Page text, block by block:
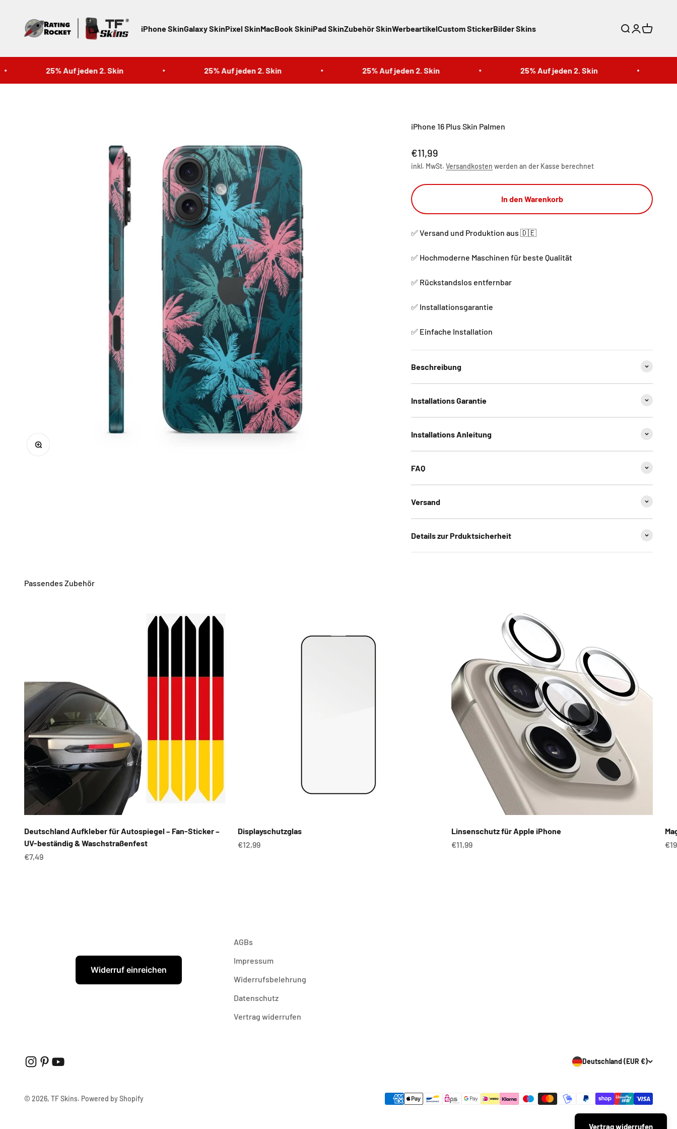
iPhone SkinGalaxy SkinPixel SkinMacBook SkiniPad SkinZubehör SkinWerbeartikelCustom StickerBilder Skins
TF Skins
SucheAnmelden
25% Auf jeden 2. Skin 25% Auf jeden 2. Skin 25% Auf jeden 2. Skin 25% Auf jeden 2. Skin
Bild vergrößern
iPhone 16 Plus Skin Palmen
Angebot
€11,99
inkl. MwSt. Versandkosten werden an der Kasse berechnet
In den Warenkorb
✅ Versand und Produktion aus 🇩🇪
✅ Hochmoderne Maschinen für beste Qualität
✅ Rückstandslos entfernbar
✅ Installationsgarantie
✅ Einfache Installation
Beschreibung
Installations Garantie
Installations Anleitung
FAQ
Versand
Details zur Prduktsicherheit
Passendes Zubehör
Deutschland Aufkleber für Autospiegel – Fan-Sticker –
UV-beständig & Waschstraßenfest
Angebot
€7,49
Displayschutzglas
Angebot
€12,99
Linsenschutz für Apple iPhone
Angebot
€11,99
Widerruf einreichen
AGBs
Impressum
Widerrufsbelehrung
Datenschutz
Vertrag widerrufen
Deutschland (EUR €)
© 2026, TF Skins. Powered by Shopify
Vertrag widerrufen